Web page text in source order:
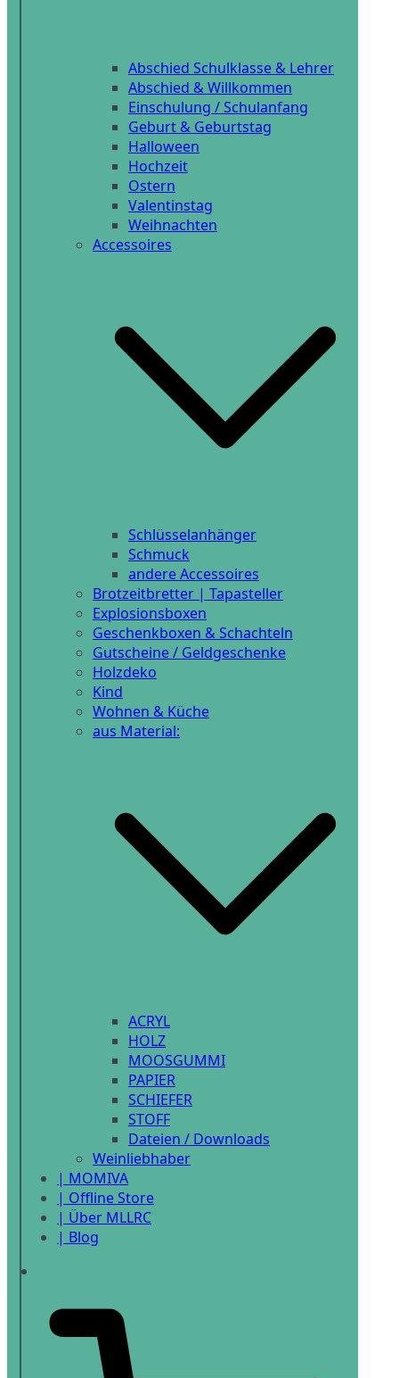
Abschied Schulklasse & Lehrer
Abschied & Willkommen
Einschulung / Schulanfang
Geburt & Geburtstag
Halloween
Hochzeit
Ostern
Valentinstag
Weihnachten
Accessoires
Schlüsselanhänger
Schmuck
andere Accessoires
Brotzeitbretter | Tapasteller
Explosionsboxen
Geschenkboxen & Schachteln
Gutscheine / Geldgeschenke
Holzdeko
Kind
Wohnen & Küche
aus Material:
ACRYL
HOLZ
MOOSGUMMI
PAPIER
SCHIEFER
STOFF
Dateien / Downloads
Weinliebhaber
| MOMIVA
| Offline Store
| Über MLLRC
| Blog